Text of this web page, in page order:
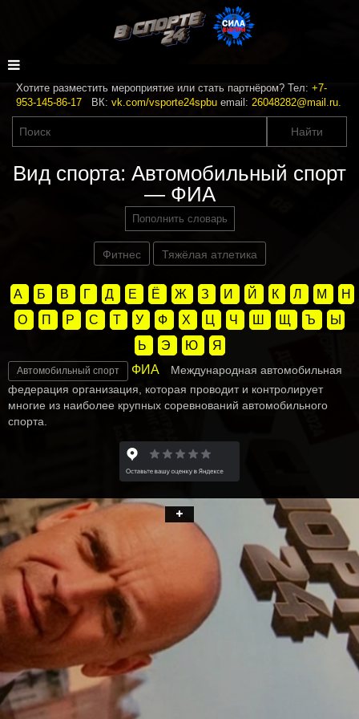
Хотите разместить мероприятие или стать партнёром? Тел: +7-
953-145-86-17 ВК: vk.com/vsporte24spbu email: 26048282@mail.ru.
Вид спорта: Автомобильный спорт
— ФИА
Пополнить словарь
Фитнес Тяжёлая атлетика
А Б В Г Д Е Ё Ж З И Й К Л М
Н
О
П Р С Т У Ф Х Ц Ч Ш Щ Ъ
Ы
Ь
Э Ю Я
Автомобильный спорт ФИА
Международная автомобильная
федерация организация, которая проводит и контролирует
многие из наиболее крупных соревнований автомобильного
спорта.